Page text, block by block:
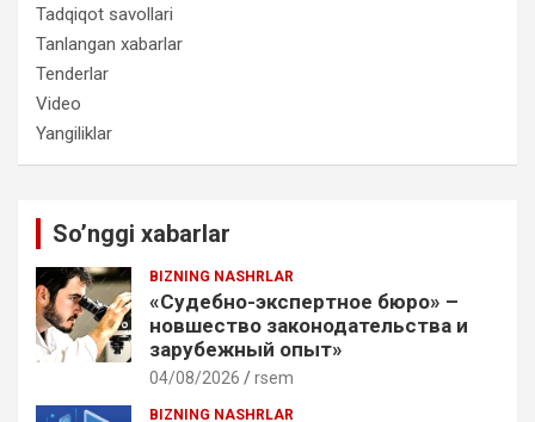
Tadqiqot savollari
Tanlangan xabarlar
Tenderlar
Video
Yangiliklar
So’nggi xabarlar
BIZNING NASHRLAR
«Судебно-экспертное бюро» –
новшество законодательства и
зарубежный опыт»
04/08/2026 rsem
BIZNING NASHRLAR